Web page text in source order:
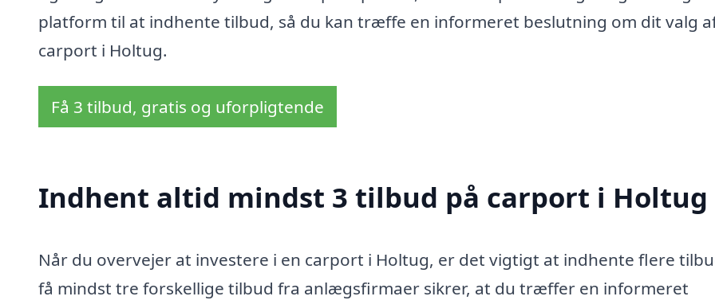
platform til at indhente tilbud, så du kan træffe en informeret beslutning om dit valg
carport i Holtug.
Få 3 tilbud, gratis og uforpligtende
Indhent altid mindst 3 tilbud på carport i Holtug
Når du overvejer at investere i en carport i Holtug, er det vigtigt at indhente flere
få mindst tre forskellige tilbud fra anlægsfirmaer sikrer, at du træffer en informeret